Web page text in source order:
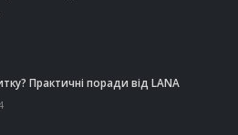
Практичні поради від LANA